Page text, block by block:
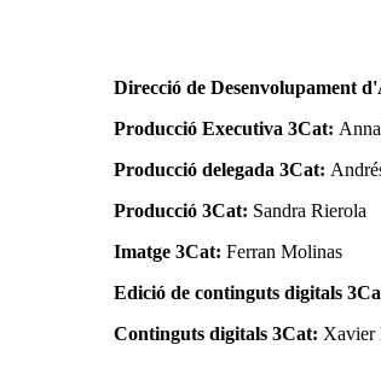
Direcció de Desenvolupament
Producció Executiva 3Cat:
Producció delegada 3Cat:
Producció 3Cat: Sandra Rierola
Imatge 3Cat: Ferran Molinas
Edició de continguts digitals
Continguts digitals 3Cat: Xavier